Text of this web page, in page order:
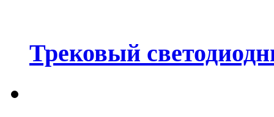
Трековый